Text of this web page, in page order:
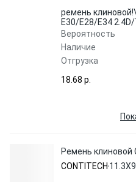
ремень
E30/E28/E34
Вероятность
Наличие
Отгрузка
18.68 p.
Ремень клиновой
CONTITECH